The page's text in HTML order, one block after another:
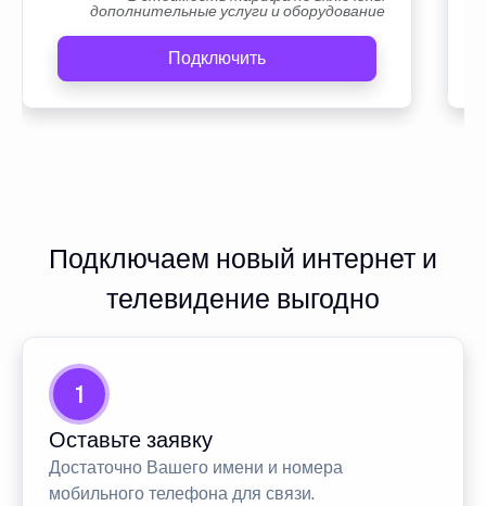
дополнительные услуги и оборудование
Подключить
Подключаем новый интернет и
телевидение выгодно
1
Оставьте заявку
Достаточно Вашего имени и номера
мобильного телефона для связи.